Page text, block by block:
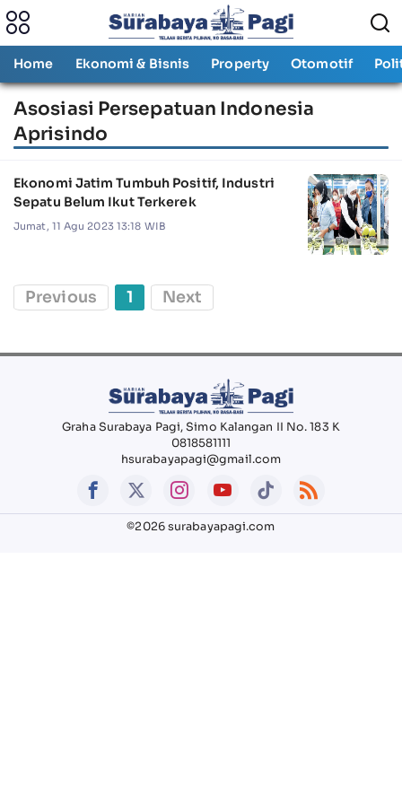
Home Ekonomi & Bisnis Property Otomotif
Asosiasi Persepatuan Indonesia
Aprisindo
Ekonomi Jatim Tumbuh Positif, Industri
Sepatu Belum Ikut Terkerek
Jumat, 11 Agu 2023 13:18 WIB
Previous 1 Next
Graha Surabaya Pagi, Simo Kalangan II No. 183 K
0818581111
hsurabayapagi@gmail.com
©2026 surabayapagi.com